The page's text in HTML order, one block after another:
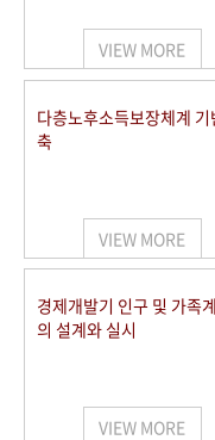
세계와 함께 한 KIHASA
VR 역사관
VIEW MORE
다층노후소득보장체계 기
축
VIEW MORE
경제개발기 인구 및 가족
의 설계와 실시
VIEW MORE